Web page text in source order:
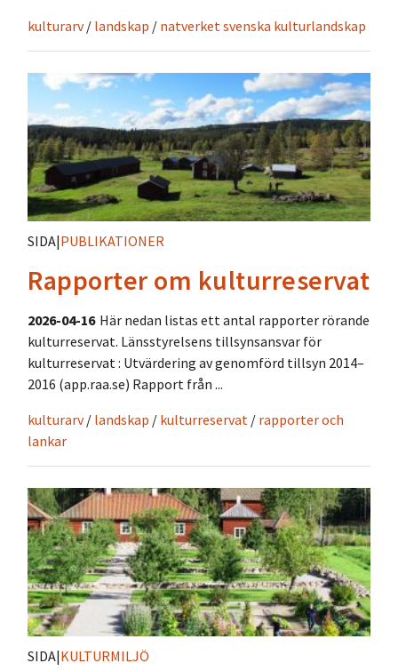
kulturarv / landskap / natverket svenska kulturlandskap
SIDA|PUBLIKATIONER
Rapporter om kulturreservat
2026-04-16 Här nedan listas ett antal rapporter rörande
kulturreservat. Länsstyrelsens tillsynsansvar för
kulturreservat : Utvärdering av genomförd tillsyn 2014–
2016 (app.raa.se) Rapport från ...
kulturarv / landskap / kulturreservat / rapporter och
lankar
SIDA|KULTURMILJÖ